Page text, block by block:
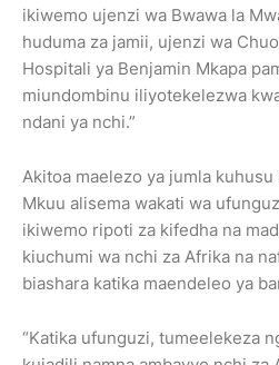
ikiwemo ujenzi wa Bwawa la
huduma za jamii, ujenzi wa
Hospitali ya Benjamin Mkapa
miundombinu iliyotekelezwa
ndani ya nchi.”
Akitoa maelezo ya jumla
Mkuu alisema wakati wa
ikiwemo ripoti za kifedha na
kiuchumi wa nchi za Afrika na
biashara katika maendeleo ya
“Katika ufunguzi, tumeelekeza